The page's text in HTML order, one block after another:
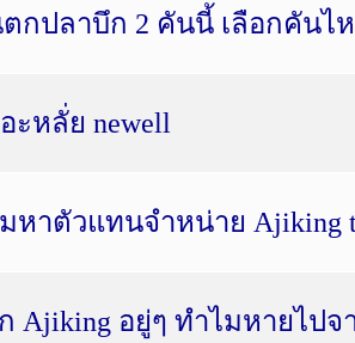
กปลาบึก 2 คันนี้ เลือกคันไ
ะหลั่ย newell
หาตัวแทนจำหน่าย Ajiking
Ajiking อยู่ๆ ทำไมหายไป